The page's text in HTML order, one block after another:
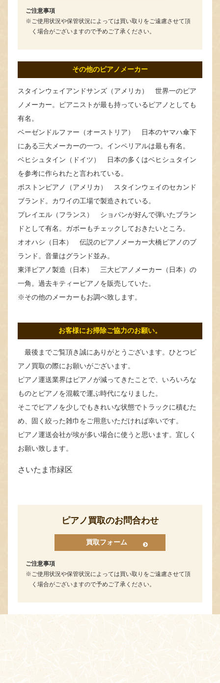
ご注意事項
ご使用状況や保管状況によっては買い取りをご遠慮させて頂
く場合がございますので予めご了承ください。
その他のピアノメーカー
スタインウェイアンドサンズ（アメリカ） 世界一のピア
ノメーカー。ピアニストが最も持っているピアノとしても
有名。
ベーゼンドルファー（オーストリア） 日本のヤマハ傘下
にある三大メーカーの一つ。インペリアルは最も有名。
ベヒシュタイン（ドイツ） 日本の多くはベヒシュタイン
を参考に作られたと言われている。
ボストンピアノ（アメリカ） スタインウェイのセカンド
ブランド。カワイの工場で製造されている。
プレイエル（フランス） ショパンが好んで弾いたブラン
ドとして有名。ガボーもチェックしておきたいところ。
オオハシ（日本） 伝説のピアノメーカー大橋ピアノのブ
ランド。音量はグランド並み。
東洋ピアノ製造（日本） 三大ピアノメーカー（日本）の
一角。過去キティーピアノを販売していた。
※その他のメーカーもお調べ致します。
お客様にお掃除ご協力のお願い。
最後までご覧頂き誠にありがとうございます。ひとつピ
アノ買取の際にお願いがございます。
ピアノ運送業界はピアノが減ってきたことで、いろいろな
ものとピアノを混載で運ぶ時代になりました。
そこでピアノを少しでもきれいな状態でトラックに積むた
め、固く絞った雑巾をご用意いただければ幸いです。
ピアノ運送会社が埃が多い場合に使うと思います。宜しく
お願い致します。
さいたま市緑区
ピアノ買取のお問合わせ
買取フォーム
ご注意事項
ご使用状況や保管状況によっては買い取りをご遠慮させて頂
く場合がございますので予めご了承ください。